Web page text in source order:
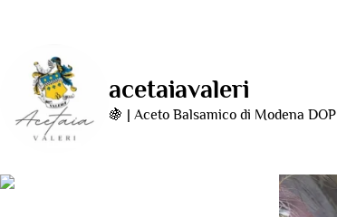
acetaiavaleri
🍇 | Aceto Balsamico di Modena DOP